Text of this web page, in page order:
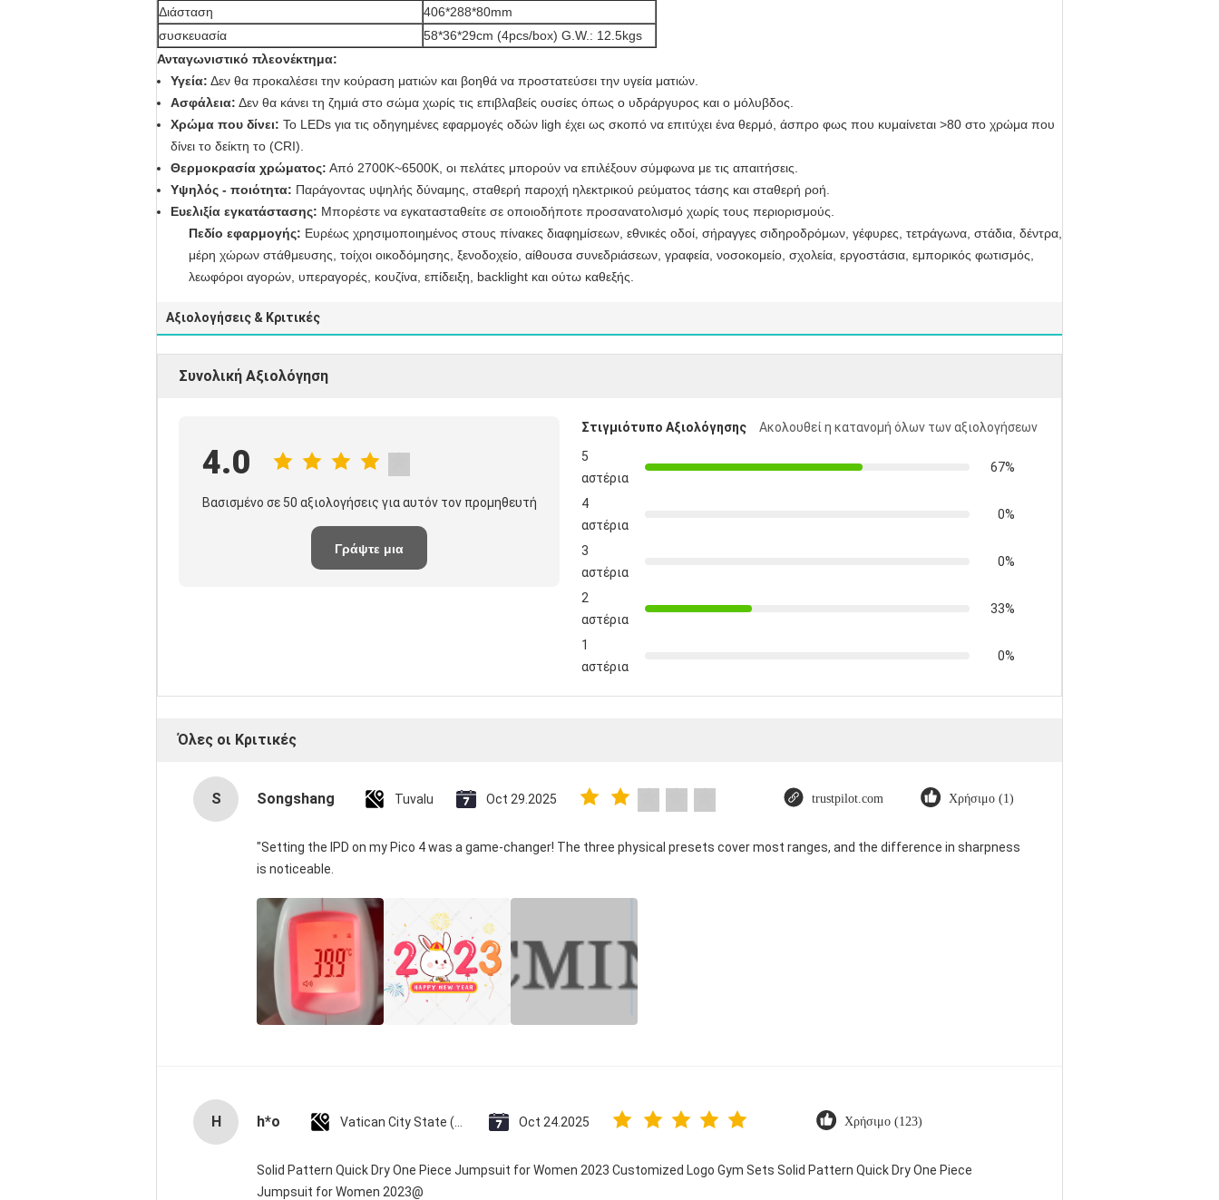
Διάσταση
406*288*80mm
συσκευασία
58*36*29cm (4pcs/box) G.W.: 12.5kgs
Ανταγωνιστικό πλεονέκτημα:
Υγεία: Δεν θα προκαλέσει την κούραση ματιών και βοηθά να προστατεύσει την υγεία ματιών.
Ασφάλεια: Δεν θα κάνει τη ζημιά στο σώμα χωρίς τις επιβλαβείς ουσίες όπως ο υδράργυρος και ο μόλυβδος.
Χρώμα που δίνει: Το LEDs για τις οδηγημένες εφαρμογές οδών ligh έχει ως σκοπό να επιτύχει ένα θερμό, άσπρο φως που κυμαίνεται >80 στο χρώμα που
δίνει το δείκτη το (CRI).
Θερμοκρασία χρώματος: Από 2700K~6500K, οι πελάτες μπορούν να επιλέξουν σύμφωνα με τις απαιτήσεις.
Υψηλός - ποιότητα: Παράγοντας υψηλής δύναμης, σταθερή παροχή ηλεκτρικού ρεύματος τάσης και σταθερή ροή.
Ευελιξία εγκατάστασης: Μπορέστε να εγκατασταθείτε σε οποιοδήποτε προσανατολισμό χωρίς τους περιορισμούς.
Πεδίο εφαρμογής: Ευρέως χρησιμοποιημένος στους πίνακες διαφημίσεων, εθνικές οδοί, σήραγγες σιδηροδρόμων, γέφυρες, τετράγωνα, στάδια, δέντρα,
μέρη χώρων στάθμευσης, τοίχοι οικοδόμησης, ξενοδοχείο, αίθουσα συνεδριάσεων, γραφεία, νοσοκομείο, σχολεία, εργοστάσια, εμπορικός φωτισμός,
λεωφόροι αγορών, υπεραγορές, κουζίνα, επίδειξη, backlight και ούτω καθεξής.
Αξιολογήσεις & Κριτικές
Συνολική Αξιολόγηση
4.0
Βασισμένο σε 50 αξιολογήσεις για αυτόν τον προμηθευτή
Γράψτε μια
Στιγμιότυπο Αξιολόγησης
Ακολουθεί η κατανομή όλων των αξιολογήσεων
5
αστέρια
67%
4
αστέρια
0%
3
αστέρια
0%
2
αστέρια
33%
1
αστέρια
0%
Όλες οι Κριτικές
S Songshang Tuvalu Oct 29.2025 trustpilot.com Χρήσιμο (1)
"Setting the IPD on my Pico 4 was a game-changer! The three physical presets cover most ranges, and the difference in sharpness
is noticeable.
H h*o Oct 24.2025 Χρήσιμο (123)
Solid Pattern Quick Dry One Piece Jumpsuit for Women 2023 Customized Logo Gym Sets Solid Pattern Quick Dry One Piece
Jumpsuit for Women 2023@